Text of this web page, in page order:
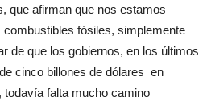
que afirman que nos estamos
combustibles fósiles, simplemente
de que los gobiernos, en los últimos
cinco billones de dólares en
falta mucho camino